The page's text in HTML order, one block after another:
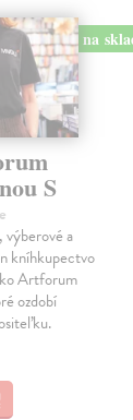
na
S
výberové a
kníhkupectvo
Artforum
ozdobí